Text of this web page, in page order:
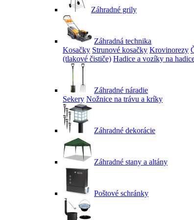
Záhradné grily
Záhradná technika
Kosačky Strunové kosačky Krovinorezy
(tlakové čističe) Hadice a vozíky na
Záhradné náradie
Sekery Nožnice na trávu a kríky
Záhradné dekorácie
Záhradné stany a altány
Poštové schránky